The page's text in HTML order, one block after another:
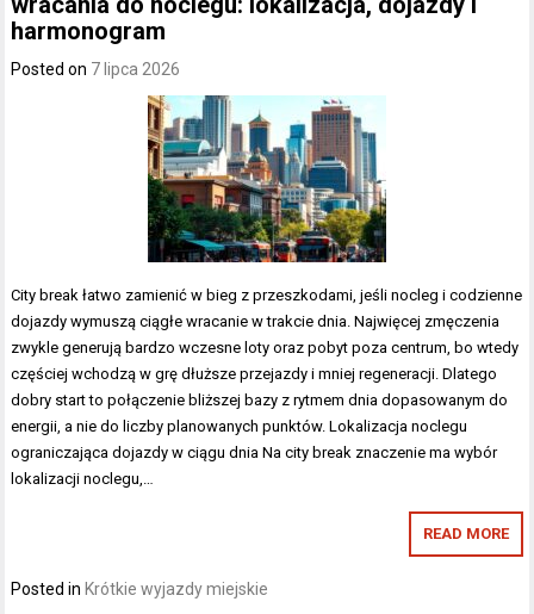
harmonogram
Posted on 7 lipca 2026
City break łatwo zamienić w bieg z przeszkodami, jeśli nocleg i codzienne
dojazdy wymuszą ciągłe wracanie w trakcie dnia. Najwięcej zmęczenia
zwykle generują bardzo wczesne loty oraz pobyt poza centrum, bo wtedy
częściej wchodzą w grę dłuższe przejazdy i mniej regeneracji. Dlatego
dobry start to połączenie bliższej bazy z rytmem dnia dopasowanym do
energii, a nie do liczby planowanych punktów. Lokalizacja noclegu
ograniczająca dojazdy w ciągu dnia Na city break znaczenie ma wybór
lokalizacji noclegu,…
READ MORE
Posted in Krótkie wyjazdy miejskie